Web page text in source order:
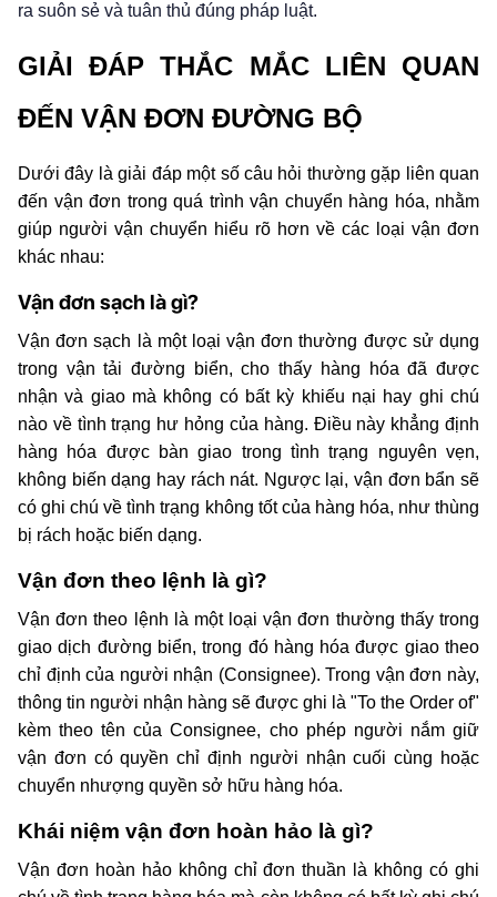
ra suôn sẻ và tuân thủ đúng pháp luật.
GIẢI ĐÁP THẮC MẮC LIÊN QUAN
ĐẾN VẬN ĐƠN ĐƯỜNG BỘ
Dưới đây là giải đáp một số câu hỏi thường gặp liên quan
đến vận đơn trong quá trình vận chuyển hàng hóa, nhằm
giúp người vận chuyển hiểu rõ hơn về các loại vận đơn
khác nhau:
Vận đơn sạch là gì?
Vận đơn sạch là một loại vận đơn thường được sử dụng
trong vận tải đường biển, cho thấy hàng hóa đã được
nhận và giao mà không có bất kỳ khiếu nại hay ghi chú
nào về tình trạng hư hỏng của hàng. Điều này khẳng định
hàng hóa được bàn giao trong tình trạng nguyên vẹn,
không biến dạng hay rách nát. Ngược lại, vận đơn bẩn sẽ
có ghi chú về tình trạng không tốt của hàng hóa, như thùng
bị rách hoặc biến dạng.
Vận đơn theo lệnh là gì?
Vận đơn theo lệnh là một loại vận đơn thường thấy trong
giao dịch đường biển, trong đó hàng hóa được giao theo
chỉ định của người nhận (Consignee). Trong vận đơn này,
thông tin người nhận hàng sẽ được ghi là "To the Order of"
kèm theo tên của Consignee, cho phép người nắm giữ
vận đơn có quyền chỉ định người nhận cuối cùng hoặc
chuyển nhượng quyền sở hữu hàng hóa.
Khái niệm vận đơn hoàn hảo là gì?
Vận đơn hoàn hảo không chỉ đơn thuần là không có ghi